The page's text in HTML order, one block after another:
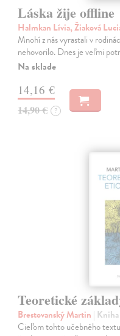
Láska žije offline
Halmkan Lívia, Žiaková
Mnohí z nás vyrastali v
nehovorilo. Dnes je veľmi
Na sklade
14,16 €
14,90 € ?
Teoretické
Brestovanský Martin | Kniha
Cieľom tohto učebného